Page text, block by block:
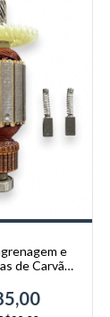
e
de Carvão